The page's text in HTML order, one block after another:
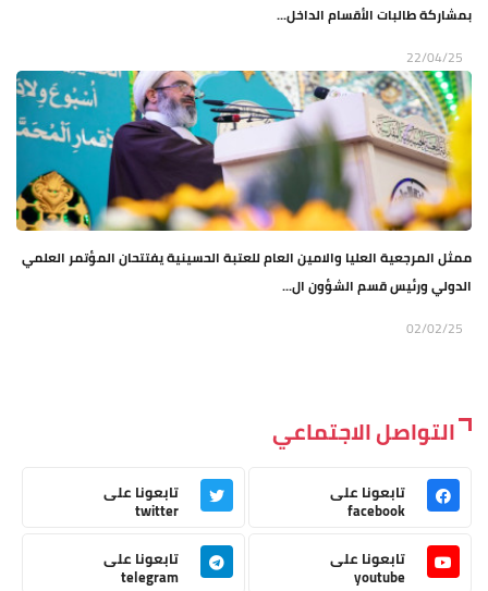
بمشاركة طالبات الأقسام الداخل...
22/04/25
ممثل المرجعية العليا والامين العام للعتبة الحسينية يفتتحان المؤتمر العلمي
الدولي ورئيس قسم الشؤون ال...
02/02/25
التواصل الاجتماعي
تابعونا على
facebook
تابعونا على
twitter
تابعونا على
youtube
تابعونا على
telegram